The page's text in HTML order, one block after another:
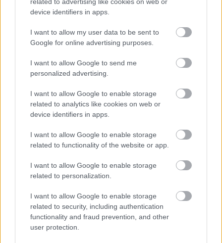
device identifiers in apps.
I want to allow my user data to be sent to
Google for online advertising purposes.
I want to allow Google to send me
personalized advertising.
I want to allow Google to enable storage
related to analytics like cookies on web or
device identifiers in apps.
I want to allow Google to enable storage
related to functionality of the website or app.
I want to allow Google to enable storage
related to personalization.
I want to allow Google to enable storage
related to security, including authentication
functionality and fraud prevention, and other
user protection.
Kiderült: Valódi ez a Rippl-Rónai
https://www.blikk.hu/aktualis/kiderult-valodi-ez-a-
„Kaposvár - Hivatalosan is Rippl-Rónai József
(1861 - 1927) festette a Fekete kalapos nő címet
viselő festményt, amit 22 millió forintért árul
egy kaposvári galéria.
Hónapokig vitáztak a szakemberek azon, hogy
eredeti-e a Fekete kalapos nő (Fotó: Varga György)
Az állami műtárgy-felügyeleti iroda és Magyar
Nemzeti Galéria nyilvántartásba vette a képet,
amely hivatalos igazolásnak számít arról, hogy
az alkotás eredeti–közölte Dörömböző Ferenc
(47), a galéria tulajdonosa.
Korábban Horváth János Milán művészettörténész